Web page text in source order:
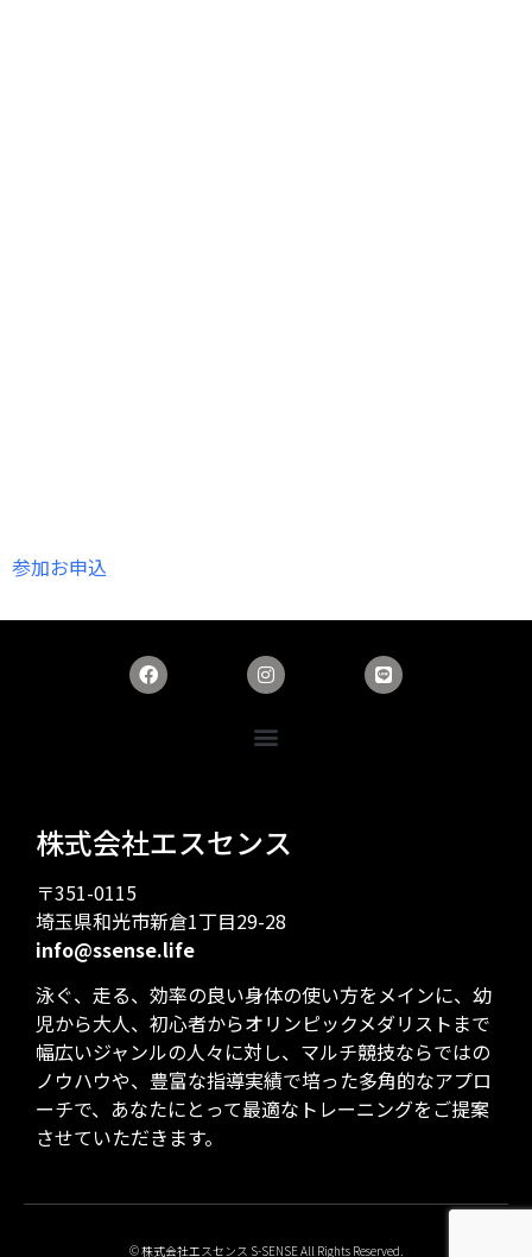
参加お申込
株式会社エスセンス
〒351-0115
埼玉県和光市新倉1丁目29-28
info@ssense.life
泳ぐ、走る、効率の良い身体の使い方をメインに、幼
児から大人、初心者からオリンピックメダリストまで
幅広いジャンルの人々に対し、マルチ競技ならではの
ノウハウや、豊富な指導実績で培った多角的なアプロ
ーチで、あなたにとって最適なトレーニングをご提案
させていただきます。
© 株式会社エスセンス S-SENSE All Rights Reserved.